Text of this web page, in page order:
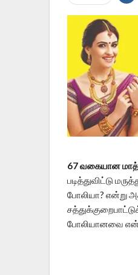
67 வகையான
படித்துவிட்டு
போலியா? என்று
போலியானவை என்ற